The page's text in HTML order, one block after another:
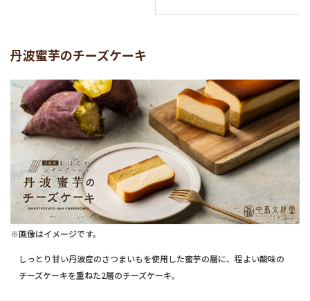
丹波蜜芋のチーズケーキ
※画像はイメージです。
しっとり甘い丹波産のさつまいもを使用した蜜芋の層に、程よい酸味の
チーズケーキを重ねた2層のチーズケーキ。